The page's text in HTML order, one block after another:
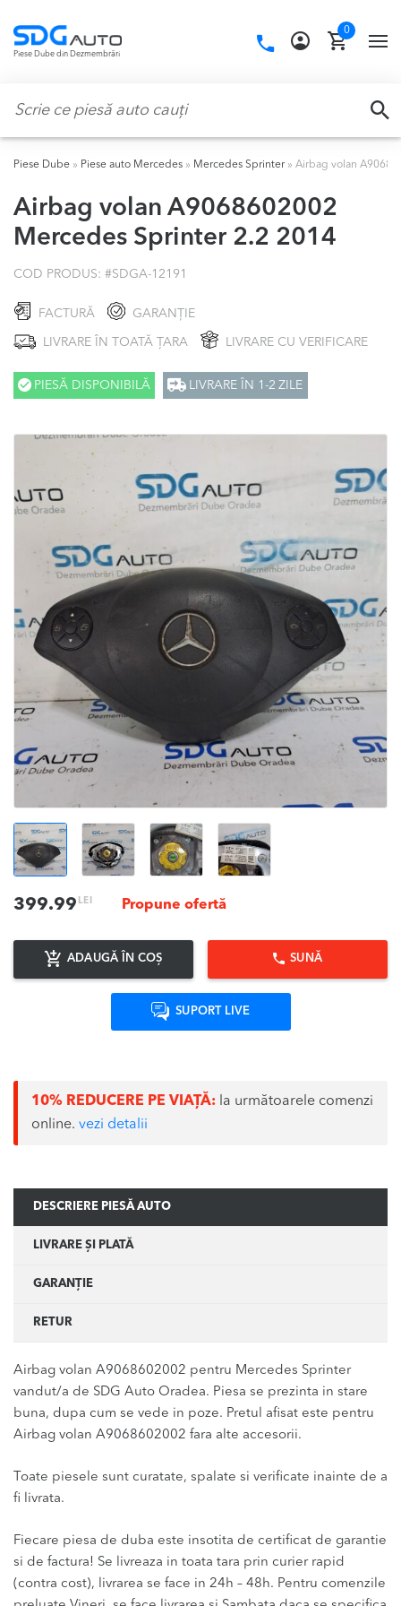
navigation
content
Piese Dube din Dezmembrări
Call
0
Piese Dube » Piese auto Mercedes » Mercedes Sprinter» Airbag volan
Airbag volan A9068602002
Mercedes Sprinter 2.2 2014
COD PRODUS: #SDGA-12191
FACTURĂ GARANȚIE
LIVRARE ÎN TOATĂ ȚARA LIVRARE CU VERIFICARE
PIESĂ DISPONIBILĂ LIVRARE ÎN 1-2 ZILE
399.99 LEI Propune ofertă
ADAUGĂ ÎN COȘ SUNĂ
SUPORT LIVE
10% REDUCERE PE VIAȚĂ: la următoarele comenzi
online. vezi detalii
DESCRIERE PIESĂ AUTO
LIVRARE ȘI PLATĂ
GARANȚIE
RETUR
Airbag volan A9068602002 pentru Mercedes Sprinter
vandut/a de SDG Auto Oradea. Piesa se prezinta in stare
buna, dupa cum se vede in poze. Pretul afisat este pentru
Airbag volan A9068602002 fara alte accesorii.
Toate piesele sunt curatate, spalate si verificate inainte de a
fi livrata.
Fiecare piesa de duba este insotita de certificat de garantie
si de factura! Se livreaza in toata tara prin curier rapid
(contra cost), livrarea se face in 24h – 48h. Pentru comenzile